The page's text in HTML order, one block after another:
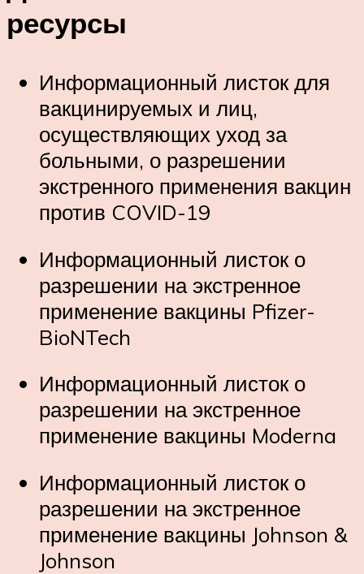
ресурсы
Информационный листок для
вакцинируемых и лиц,
осуществляющих уход за
больными, о разрешении
экстренного применения вакцин
против COVID-19
Информационный листок о
разрешении на экстренное
применение вакцины Pfizer-
BioNTech
Информационный листок о
разрешении на экстренное
применение вакцины Moderna
Информационный листок о
разрешении на экстренное
применение вакцины Johnson &
Johnson